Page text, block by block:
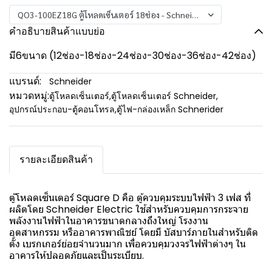
QO3-100EZ18G ตู้โหลดเซ็นเตอร์ 18ช่อง - Schneider
คำอธิบายสินค้าแบบย่อ
มี6ขนาด (12ช่อง-18ช่อง-24ช่อง-30ช่อง-36ช่อง-42ช่อง)
แบรนด์:
Schneider
หมวดหมู่:ตู้โหลดเซ็นเตอร์,ตู้โหลดเซ็นเตอร์ Schneider,
อุปกรณ์ประกอบ-ตู้คอนโทรล,ตู้ไฟ-กล่องเหล็ก Schnerider
รายละเอียดสินค้า
ตู้โหลดเซ็นเตอร์ Square D คือ ตู้ควบคุมระบบไฟฟ้า 3 เฟส ที่
ผลิตโดย Schneider Electric ใช้สำหรับควบคุมการกระจาย
พลังงานไฟฟ้าในอาคารขนาดกลางถึงใหญ่ โรงงาน
อุตสาหกรรม หรืออาคารพาณิชย์ โดยมี บัสบาร์ภายในสำหรับติด
ตั้ง เบรกเกอร์ย่อยจำนวนมาก เพื่อควบคุมวงจรไฟฟ้าต่างๆ ใน
อาคารให้ปลอดภัยและเป็นระเบียบ.